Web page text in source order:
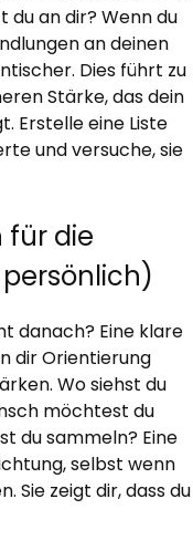
du an dir? Wenn du
an deinen
Dies führt zu
Stärke, das dein
Erstelle eine Liste
und versuche, sie
für die
danach? Eine klare
dir Orientierung
Wo siehst du
möchtest du
du sammeln? Eine
selbst wenn
Sie zeigt dir, dass du